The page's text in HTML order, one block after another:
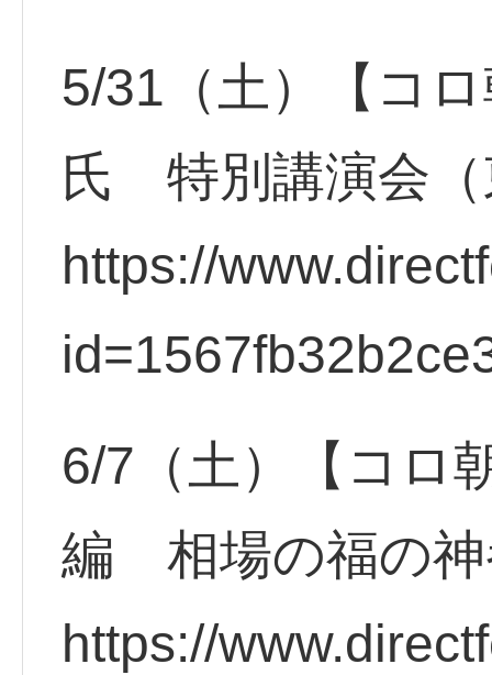
5/31（土）【コ
氏 特別講演会（
https://
6/7（土）【コロ
編 相場の福の神
https://